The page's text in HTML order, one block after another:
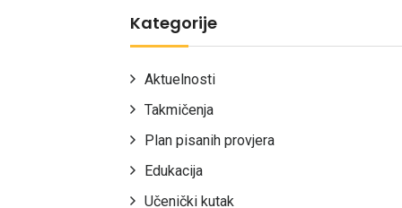
Kategorije
Aktuelnosti
Takmičenja
Plan pisanih provjera
Edukacija
Učenički kutak